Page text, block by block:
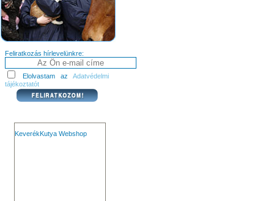
Feliratkozás hírlevelünkre:
Elolvastam az Adatvédelmi
tájékoztatót
KeverékKutya Webshop